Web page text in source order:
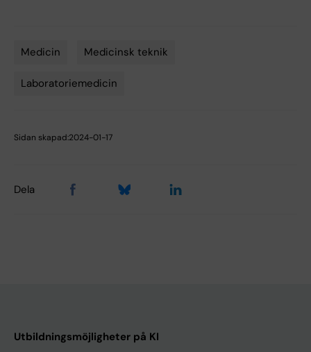
Medicin Medicinsk teknik
Laboratoriemedicin
Sidan skapad:2024-01-17
Dela
Utbildningsmöjligheter på KI